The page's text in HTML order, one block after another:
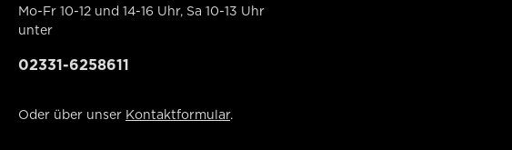
Mo-Fr 10-12 und 14-16 Uhr, Sa 10-13 Uhr
unter
02331-6258611
Oder über unser Kontaktformular.